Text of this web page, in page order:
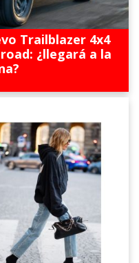
Trailblazer 4x4
¿llegará a la